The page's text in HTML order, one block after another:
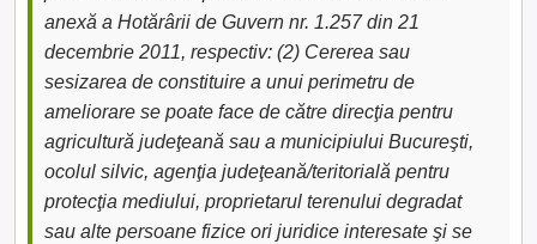
anexă a Hotărârii de Guvern nr. 1.257 din 21
decembrie 2011, respectiv: (2) Cererea sau
sesizarea de constituire a unui perimetru de
ameliorare se poate face de către direcţia pentru
agricultură judeţeană sau a municipiului Bucureşti,
ocolul silvic, agenţia judeţeană/teritorială pentru
protecţia mediului, proprietarul terenului degradat
sau alte persoane fizice ori juridice interesate şi se